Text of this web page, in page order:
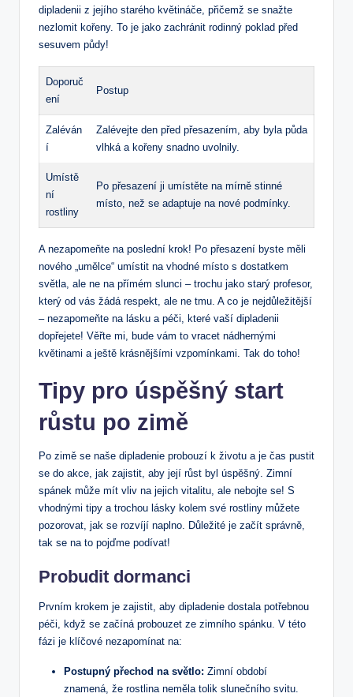
dipladenii‌ z jejího starého květináče, přičemž se snažte
nezlomit kořeny. To je⁢ jako⁤ zachránit rodinný poklad před‌
sesuvem ‍půdy!
Doporuč
ení
Postup
Zaléván
í
Zalévejte den před přesazením, aby byla ​půda
vlhká a kořeny snadno uvolnily.
Umístě
ní
rostliny
Po ⁣přesazení ji ‌umístěte na mírně ⁣stinné
místo, než se‍ adaptuje na nové podmínky.
A nezapomeňte na poslední krok! Po přesazení byste měli
nového „umělce“ umístit na vhodné místo s dostatkem
světla, ale ne ‍na přímém slunci⁢ – trochu jako starý profesor,
který od vás‌ žádá respekt,‍ ale ne‌ tmu. A co je nejdůležitější
– nezapomeňte na​ lásku a​ péči, které vaší dipladenii
⁣dopřejete! Věřte mi, bude vám to vracet nádhernými⁤
květinami a ještě krásnějšími vzpomínkami. Tak ‍do‌ toho!
Tipy pro úspěšný start
růstu po zimě
Po zimě se naše dipladenie probouzí k životu a je čas pustit
⁣se do akce, jak zajistit, aby její ⁣růst byl úspěšný.⁣ Zimní
spánek může mít vliv na​ jejich vitalitu,⁤ ale nebojte se! S
vhodnými tipy ‌a trochou lásky kolem své ‌rostliny můžete
pozorovat, ⁢jak se​ rozvíjí ‍naplno. Důležité je‌ začít správně,⁣
tak​ se na to pojďme ⁤podívat!
Probudit dormanci
Prvním krokem je zajistit, aby ⁤dipladenie dostala potřebnou
péči, když⁢ se začíná probouzet ⁣ze zimního spánku. V této
fázi je klíčové⁤ nezapomínat na:
Postupný přechod na světlo: Zimní období
znamená, že rostlina​ neměla tolik slunečního svitu.